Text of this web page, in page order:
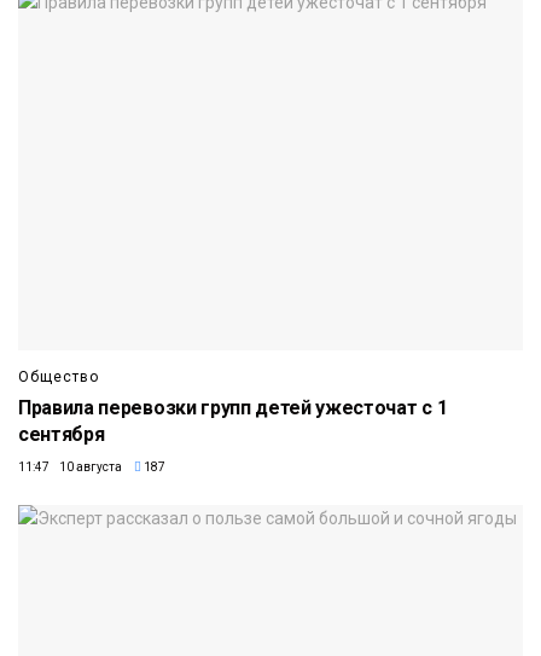
Общество
Правила перевозки групп детей ужесточат с 1
сентября
11:47 10 августа 187